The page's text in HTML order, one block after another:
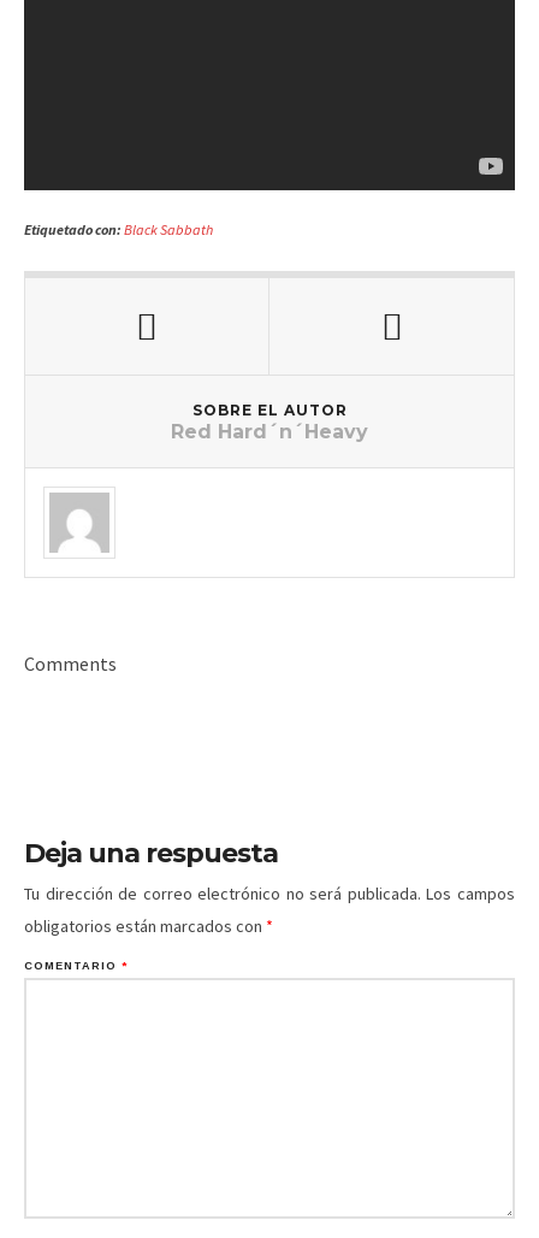
Etiquetado con: Black Sabbath
SOBRE EL AUTOR
Red Hard´n´Heavy
Comments
Deja una respuesta
Tu dirección de correo electrónico no será publicada. Los campos
obligatorios están marcados con *
COMENTARIO *